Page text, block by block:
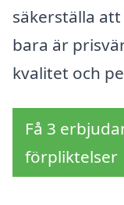
säkerställa
bara är
kvalitet och
Få 3
förpliktelser